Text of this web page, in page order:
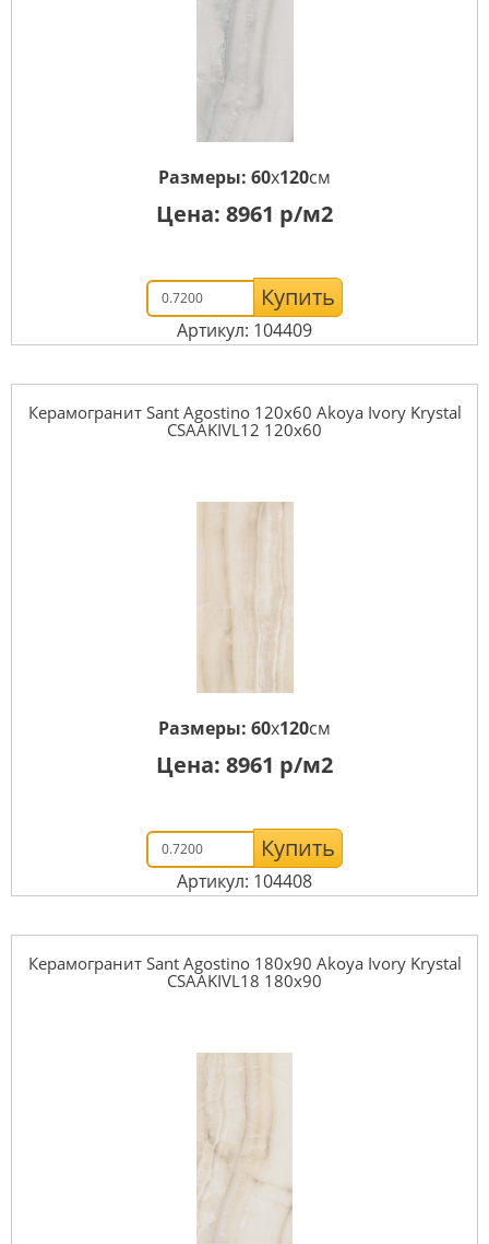
Размеры: 60x120см
Цена: 8961 р/м2
Купить
Артикул: 104409
Керамогранит Sant Agostino 120x60 Akoya Ivory Krystal
CSAAKIVL12 120x60
Размеры: 60x120см
Цена: 8961 р/м2
Купить
Артикул: 104408
Керамогранит Sant Agostino 180x90 Akoya Ivory Krystal
CSAAKIVL18 180x90